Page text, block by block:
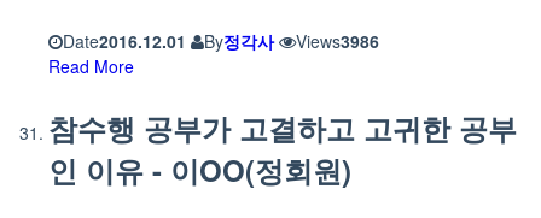
Date2016.12.01 By정각사 Views3986
Read More
참수행 공부가 고결하고 고귀한 공부
인 이유 - 이OO(정회원)